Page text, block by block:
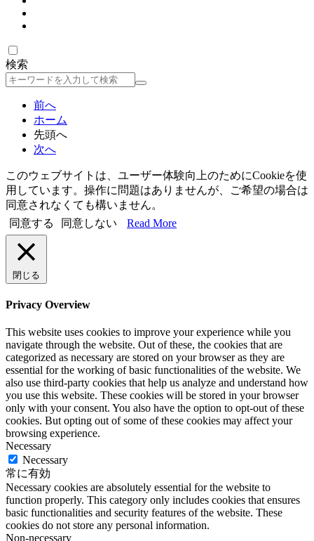
検索
検
前へ
ホーム
先頭へ
次へ
このウェブサイトは、ユーザー体験向上のためにCookieを使
用しています。操作に問題はありませんが、ご希望の場合は
同意されなくても構いません。
同意する
同意しない Read More
閉じる
Privacy Overview
This website uses cookies to improve your experience while you
navigate through the website. Out of these, the cookies that are
categorized as necessary are stored on your browser as they are
essential for the working of basic functionalities of the website. We
also use third-party cookies that help us analyze and understand how
you use this website. These cookies will be stored in your browser
only with your consent. You also have the option to opt-out of these
cookies. But opting out of some of these cookies may affect your
browsing experience.
Necessary
Necessary
常に有効
Necessary cookies are absolutely essential for the website to
function properly. This category only includes cookies that ensures
basic functionalities and security features of the website. These
cookies do not store any personal information.
Non-necessary